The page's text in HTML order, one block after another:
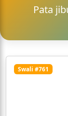
Pata
Swali #761